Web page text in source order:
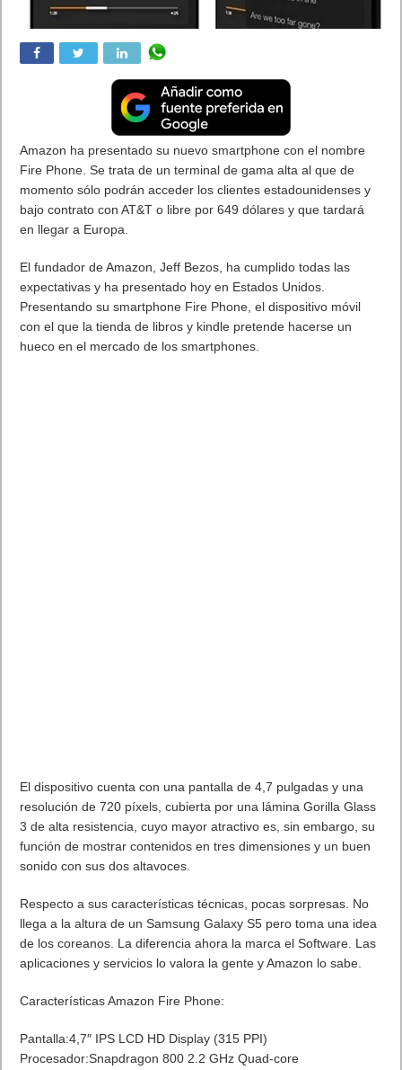
Amazon ha presentado su nuevo smartphone con el nombre
Fire Phone. Se trata de un terminal de gama alta al que de
momento sólo podrán acceder los clientes estadounidenses y
bajo contrato con AT&T o libre por 649 dólares y que tardará
en llegar a Europa.
El fundador de Amazon, Jeff Bezos, ha cumplido todas las
expectativas y ha presentado hoy en Estados Unidos.
Presentando su smartphone Fire Phone, el dispositivo móvil
con el que la tienda de libros y kindle pretende hacerse un
hueco en el mercado de los smartphones.
El dispositivo cuenta con una pantalla de 4,7 pulgadas y una
resolución de 720 píxels, cubierta por una lámina Gorilla Glass
3 de alta resistencia, cuyo mayor atractivo es, sin embargo, su
función de mostrar contenidos en tres dimensiones y un buen
sonido con sus dos altavoces.
Respecto a sus características técnicas, pocas sorpresas. No
llega a la altura de un Samsung Galaxy S5 pero toma una idea
de los coreanos. La diferencia ahora la marca el Software. Las
aplicaciones y servicios lo valora la gente y Amazon lo sabe.
Características Amazon Fire Phone:
Pantalla:4,7″ IPS LCD HD Display (315 PPI)
Procesador:Snapdragon 800 2.2 GHz Quad-core